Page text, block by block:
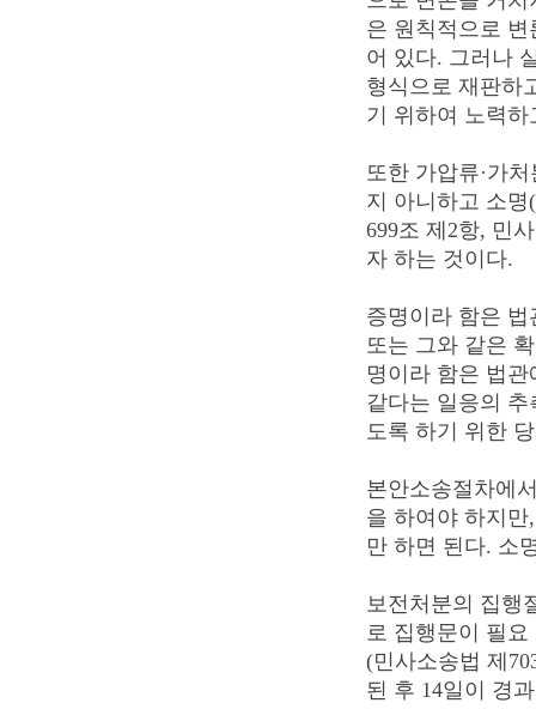
은 원칙적으로 변
어 있다. 그러나
형식으로 재판하
기 위하여 노력하
또한 가압류·가
지 아니하고 소
699조 제2항, 민
자 하는 것이다.
증명이라 함은
또는 그와 같은
명이라 함은 법
같다는 일응의
도록 하기 위한
본안소송절차에
을 하여야 하지
만 하면 된다. 소
보전처분의 집행
로 집행문이 필
(민사소송법 제
된 후 14일이 경